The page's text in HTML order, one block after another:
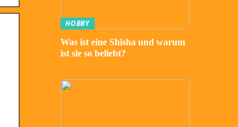
HOBBY
Was ist eine Shisha und warum
ist sie so beliebt?